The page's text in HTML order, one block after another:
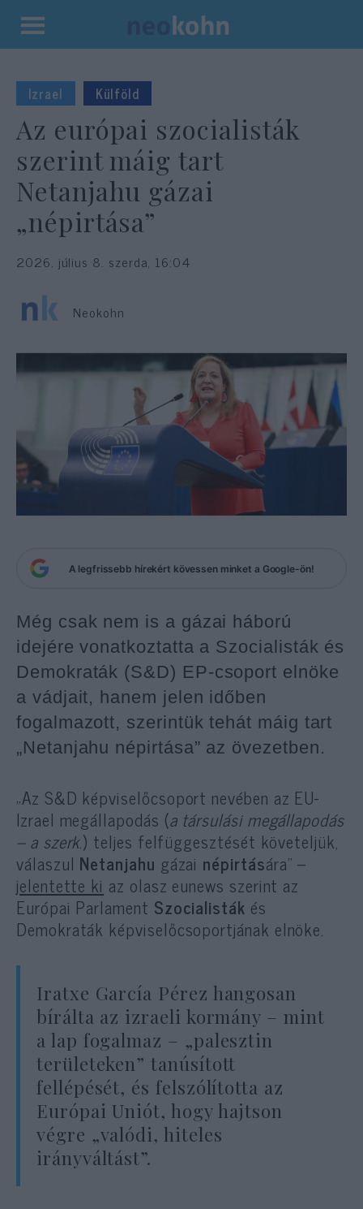
Kilépés
tartalomba
Izrael Külföld
Az európai szocialisták
szerint máig tart
Netanjahu gázai
„népirtása”
2026. július 8. szerda, 16:04
Neokohn
A legfrissebb hírekért kövessen minket a Google-ön!
Még csak nem is a gázai háború
idejére vonatkoztatta a Szocialisták és
Demokraták (S&D) EP-csoport elnöke
a vádjait, hanem jelen időben
fogalmazott, szerintük tehát máig tart
„Netanjahu népirtása” az övezetben.
„Az S&D képviselőcsoport nevében az EU-
Izrael megállapodás (a társulási megállapodás
– a szerk.) teljes felfüggesztését követeljük,
válaszul Netanjahu gázai népirtására” –
jelentette ki az olasz eunews szerint az
Európai Parlament Szocialisták és
Demokraták képviselőcsoportjának elnöke.
Iratxe García Pérez hangosan
bírálta az izraeli kormány – mint
a lap fogalmaz – „palesztin
területeken” tanúsított
fellépését, és felszólította az
Európai Uniót, hogy hajtson
végre „valódi, hiteles
irányváltást”.